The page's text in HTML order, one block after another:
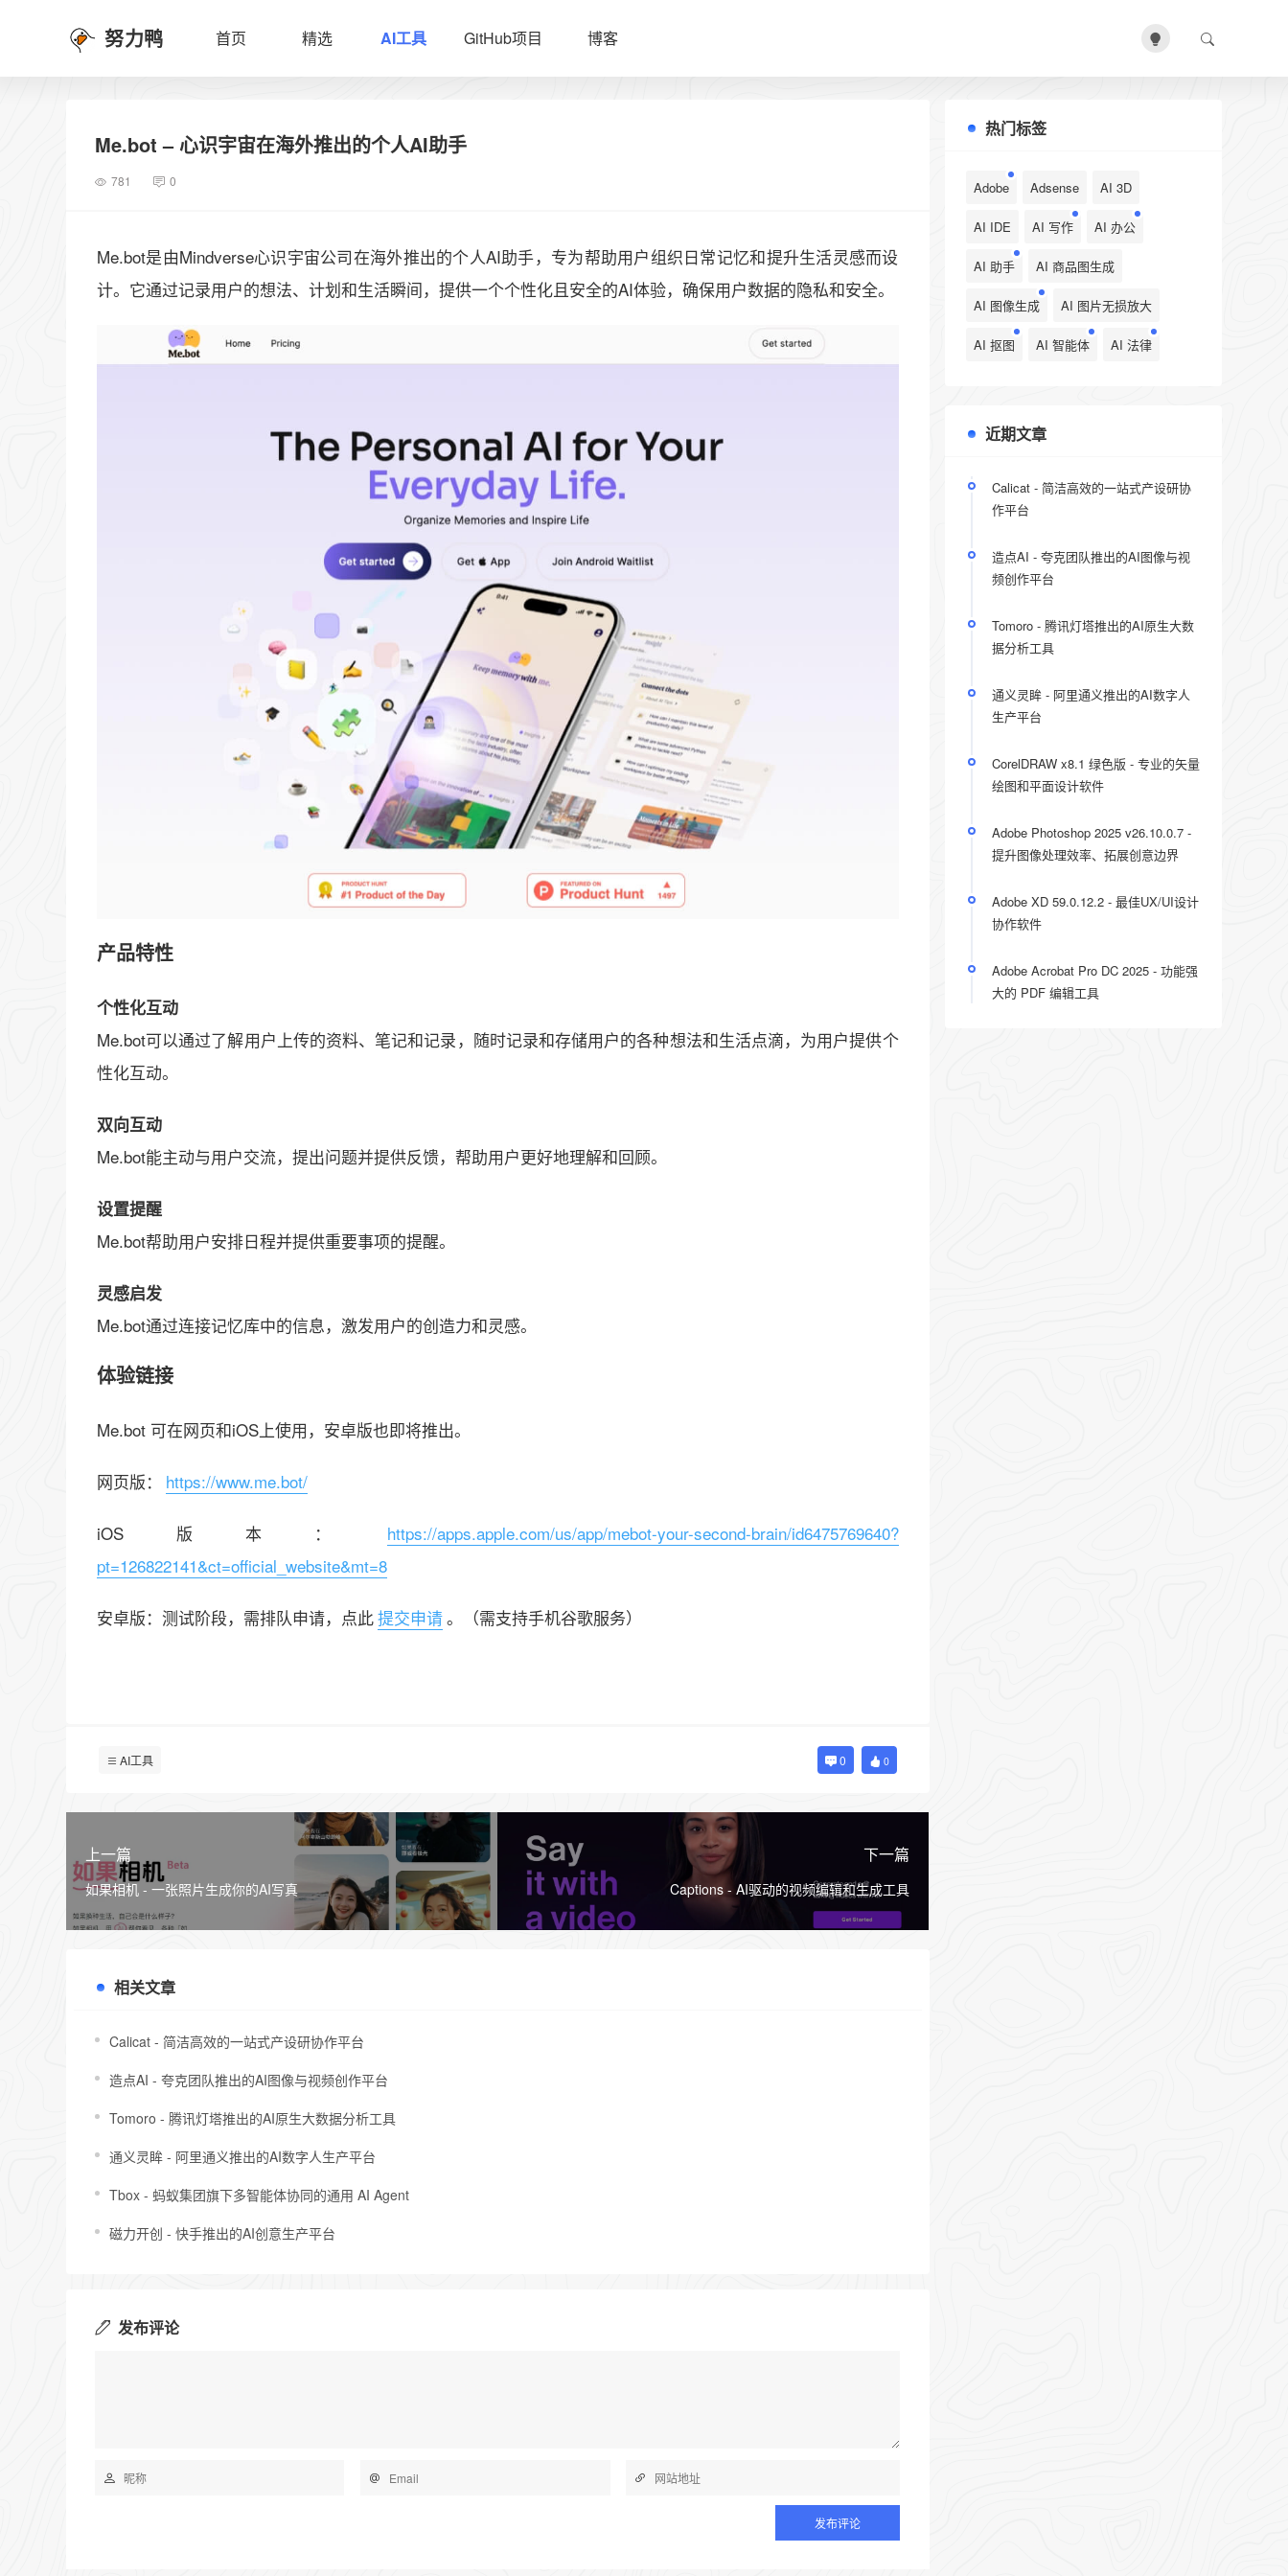
努力鸭 首页 精选 AI工具 GitHub项目 博客
Me.bot – 心识宇宙在海外推出的个人AI助手
781 0
Me.bot是由Mindverse心识宇宙公司在海外推出的个人AI助手，专为帮助用户组织日常记忆和提升生活灵感而设
计。它通过记录用户的想法、计划和生活瞬间，提供一个个性化且安全的AI体验，确保用户数据的隐私和安全。
产品特性
个性化互动
Me.bot可以通过了解用户上传的资料、笔记和记录，随时记录和存储用户的各种想法和生活点滴，为用户提供个
性化互动。
双向互动
Me.bot能主动与用户交流，提出问题并提供反馈，帮助用户更好地理解和回顾。
设置提醒
Me.bot帮助用户安排日程并提供重要事项的提醒。
灵感启发
Me.bot通过连接记忆库中的信息，激发用户的创造力和灵感。
体验链接
Me.bot 可在网页和iOS上使用，安卓版也即将推出。
网页版： https://www.me.bot/
iOS版本：
https://apps.apple.com/us/app/mebot-your-second-brain/id6475769640?
pt=126822141&ct=official_website&mt=8
安卓版：测试阶段，需排队申请，点此提交申请。（需支持手机谷歌服务）
AI工具 0 0
上一篇
如果相机 - 一张照片生成你的AI写真
下一篇
Captions - AI驱动的视频编辑和生成工具
相关文章
Calicat - 简洁高效的一站式产设研协作平台
造点AI - 夸克团队推出的AI图像与视频创作平台
Tomoro - 腾讯灯塔推出的AI原生大数据分析工具
通义灵眸 - 阿里通义推出的AI数字人生产平台
Tbox - 蚂蚁集团旗下多智能体协同的通用 AI Agent
磁力开创 - 快手推出的AI创意生产平台
发布评论
热门标签
Adobe Adsense AI 3D
AI IDE AI 写作 AI 办公
AI 助手 AI 商品图生成
AI 图像生成 AI 图片无损放大
AI 抠图 AI 智能体 AI 法律
近期文章
Calicat - 简洁高效的一站式产设研协
作平台
造点AI - 夸克团队推出的AI图像与视
频创作平台
Tomoro - 腾讯灯塔推出的AI原生大数
据分析工具
通义灵眸 - 阿里通义推出的AI数字人
生产平台
CorelDRAW x8.1 绿色版 - 专业的矢量
绘图和平面设计软件
Adobe Photoshop 2025 v26.10.0.7 -
提升图像处理效率、拓展创意边界
Adobe XD 59.0.12.2 - 最佳UX/UI设计
协作软件
Adobe Acrobat Pro DC 2025 - 功能强
大的 PDF 编辑工具